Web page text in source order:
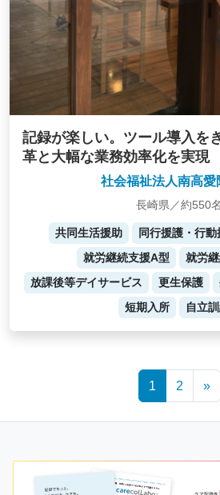
記録が楽しい。ツール導入を
革と大幅な業務効率化を実現
社会福祉法人南高愛
長崎県／約550名
共同生活援助 同行援護・行動
就労継続支援A型
就労
放課後等デイサービス
更生保護
短期入所
自立
1 2 »